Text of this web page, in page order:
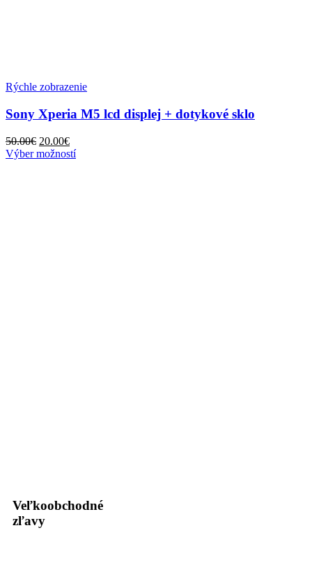
Rýchle zobrazenie
Sony Xperia M5 lcd displej + dotykové sklo
50.00€ 20.00€
Výber možností
Veľkoobchodné
zľavy